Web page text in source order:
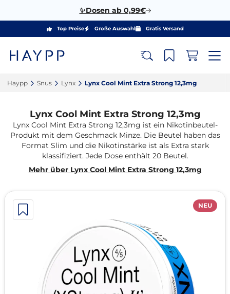
✨Dosen ab 0,99€
Top Preise Große Auswahl Gratis Versand
Haypp‎ Snus‎ Lynx‎ Lynx Cool Mint Extra Strong 12,3mg‎
NEU
Lynx Cool Mint Extra Strong 12,3mg
Lynx Cool Mint Extra Strong 12,3mg ist ein Nikotinbeutel-
Produkt mit dem Geschmack Minze. Die Beutel haben das
Format Slim und die Nikotinstärke ist als Extra stark
klassifiziert. Jede Dose enthält 20 Beutel.
Mehr über Lynx Cool Mint Extra Strong 12,3mg